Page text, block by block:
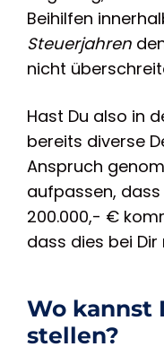
Beihilfen
Steuerjahren
nicht
Hast Du also in
bereits diverse
Anspruch
aufpassen,
200.000,- €
dass dies bei Dir
Wo kannst
stellen?